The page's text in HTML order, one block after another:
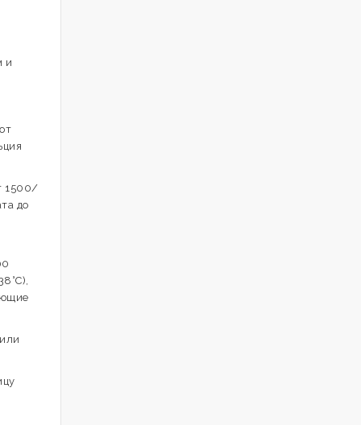
и
1500/
до